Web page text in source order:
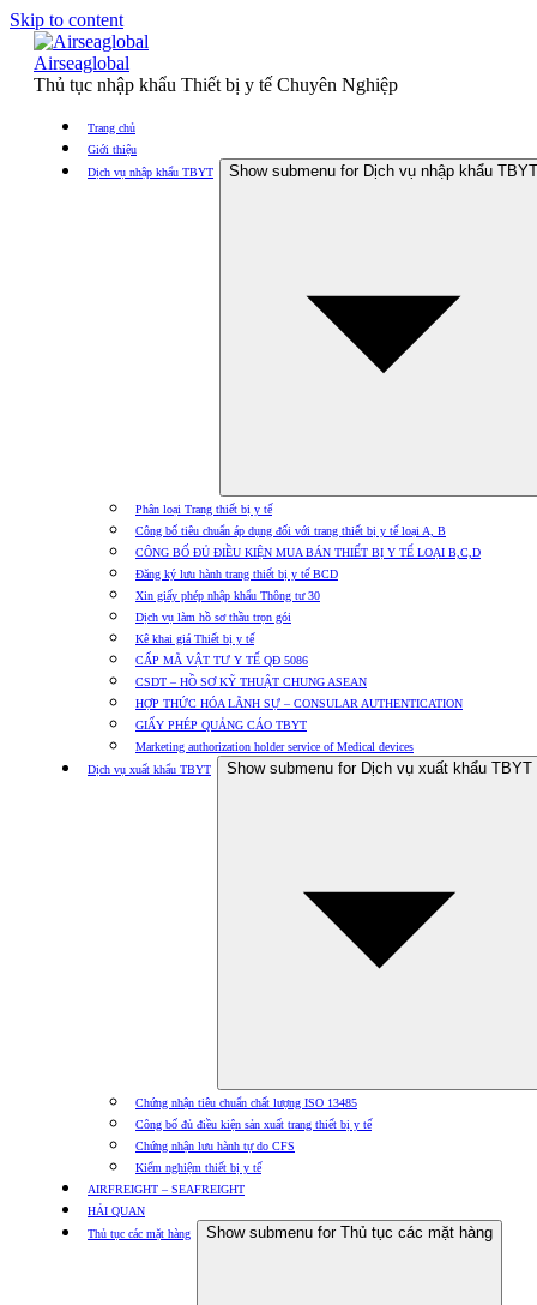
Skip to content
Airseaglobal
Thủ tục nhập khẩu Thiết bị y tế Chuyên Nghiệp
Trang chủ
Giới thiệu
Dịch vụ nhập khẩu TBYT
Show submenu for Dịch vụ nhập khẩu TBYT
Phân loại Trang thiết bị y tế
Công bố tiêu chuẩn áp dụng đối với trang thiết bị y tế loại A, B
CÔNG BỐ ĐỦ ĐIỀU KIỆN MUA BÁN THIẾT BỊ Y TẾ LOẠI B,C,D
Đăng ký lưu hành trang thiết bị y tế BCD
Xin giấy phép nhập khẩu Thông tư 30
Dịch vụ làm hồ sơ thầu trọn gói
Kê khai giá Thiết bị y tế
CẤP MÃ VẬT TƯ Y TẾ QĐ 5086
CSDT – HỒ SƠ KỸ THUẬT CHUNG ASEAN
HỢP THỨC HÓA LÃNH SỰ – CONSULAR AUTHENTICATION
GIẤY PHÉP QUẢNG CÁO TBYT
Marketing authorization holder service of Medical devices
Dịch vụ xuất khẩu TBYT
Show submenu for Dịch vụ xuất khẩu TBYT
Chứng nhận tiêu chuẩn chất lượng ISO 13485
Công bố đủ điều kiện sản xuất trang thiết bị y tế
Chứng nhận lưu hành tự do CFS
Kiểm nghiệm thiết bị y tế
AIRFREIGHT – SEAFREIGHT
HẢI QUAN
Thủ tục các mặt hàng
Show submenu for Thủ tục các mặt hàng